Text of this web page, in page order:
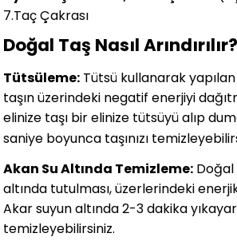
7.Taç Çakrası
Doğal Taş Nasıl Arındırılır?
Tütsüleme: Tütsü kullanarak
taşın üzerindeki negatif enerjiyi
elinize taşı bir elinize tütsüyü alıp
saniye boyunca taşınızı
Akan Su Altında Temizleme: Doğal
altında tutulması, üzerlerindeki
Akar suyun altında 2-3 dakika
temizleyebilirsiniz.